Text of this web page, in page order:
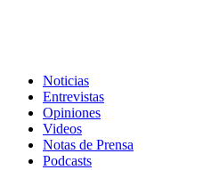
Noticias
Entrevistas
Opiniones
Videos
Notas de Prensa
Podcasts